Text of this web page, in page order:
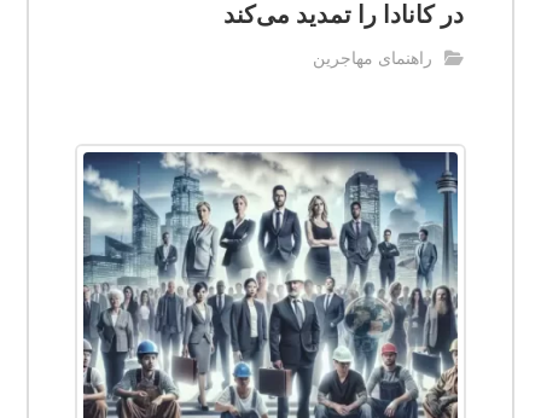
در کانادا را تمدید می‌کند
راهنمای مهاجرین